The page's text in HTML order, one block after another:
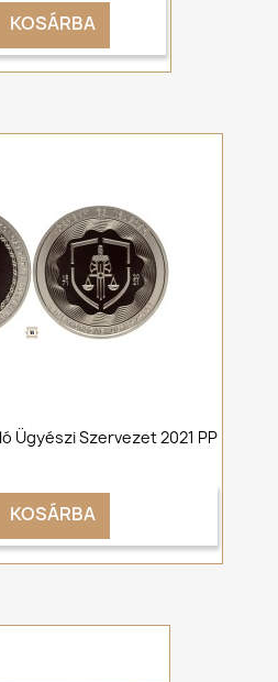
KOSÁRBA
Ügyészi Szervezet 2021 PP
KOSÁRBA